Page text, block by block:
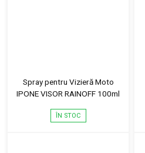
Spray pentru Vizieră Moto
IPONE VISOR RAINOFF 100ml
ÎN STOC